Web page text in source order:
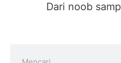
Dari noob